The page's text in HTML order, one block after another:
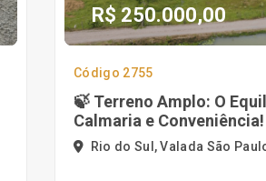
R$ 250.000,00
Código 2755
🍃 Terreno Amplo: O
Calmaria e Conveniência!
Rio do Sul, Valada São